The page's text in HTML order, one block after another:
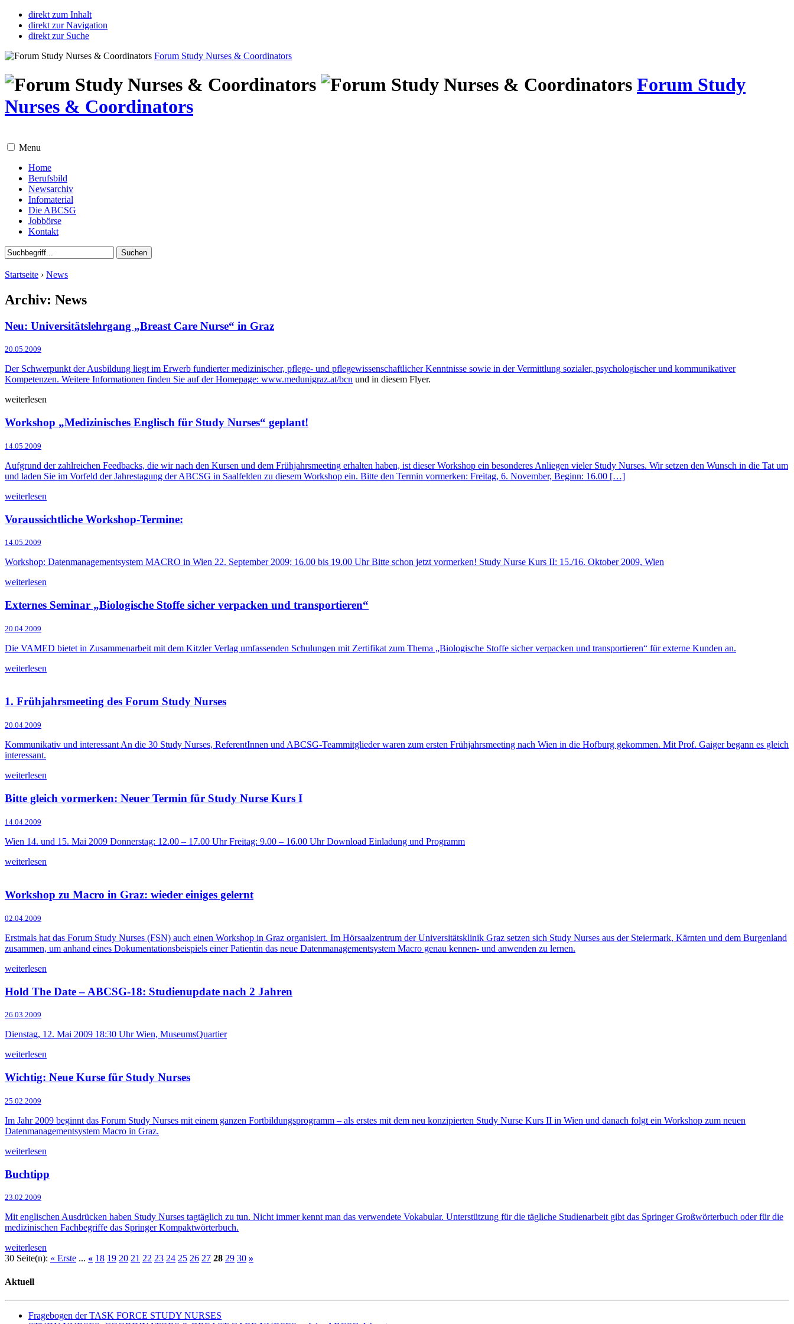
direkt zum Inhalt
direkt zur Navigation
direkt zur Suche
Forum Study Nurses & Coordinators
Forum Study
Nurses & Coordinators
Menu
Home
Berufsbild
Newsarchiv
Infomaterial
Die ABCSG
Jobbörse
Kontakt
Startseite › News
Archiv: News
Neu: Universitätslehrgang „Breast Care Nurse“ in Graz
20.05.2009
Der Schwerpunkt der Ausbildung liegt im Erwerb fundierter medizinischer, pflege- und pflegewissenschaftlicher Kenntnisse sowie in der Vermittlung sozialer, psychologischer und kommunikativer
Kompetenzen. Weitere Informationen finden Sie auf der Homepage: www.medunigraz.at/bcn und in diesem Flyer.
weiterlesen
Workshop „Medizinisches Englisch für Study Nurses“ geplant!
14.05.2009
Aufgrund der zahlreichen Feedbacks, die wir nach den Kursen und dem Frühjahrsmeeting erhalten haben, ist dieser Workshop ein besonderes Anliegen vieler Study Nurses. Wir setzen den Wunsch in die Tat um
und laden Sie im Vorfeld der Jahrestagung der ABCSG in Saalfelden zu diesem Workshop ein. Bitte den Termin vormerken: Freitag, 6. November, Beginn: 16.00 […]
weiterlesen
Voraussichtliche Workshop-Termine:
14.05.2009
Workshop: Datenmanagementsystem MACRO in Wien 22. September 2009; 16.00 bis 19.00 Uhr Bitte schon jetzt vormerken! Study Nurse Kurs II: 15./16. Oktober 2009, Wien
weiterlesen
Externes Seminar „Biologische Stoffe sicher verpacken und transportieren“
20.04.2009
Die VAMED bietet in Zusammenarbeit mit dem Kitzler Verlag umfassenden Schulungen mit Zertifikat zum Thema „Biologische Stoffe sicher verpacken und transportieren“ für externe Kunden an.
weiterlesen
1. Frühjahrsmeeting des Forum Study Nurses
20.04.2009
Kommunikativ und interessant An die 30 Study Nurses, ReferentInnen und ABCSG-Teammitglieder waren zum ersten Frühjahrsmeeting nach Wien in die Hofburg gekommen. Mit Prof. Gaiger begann es gleich
interessant.
weiterlesen
Bitte gleich vormerken: Neuer Termin für Study Nurse Kurs I
14.04.2009
Wien 14. und 15. Mai 2009 Donnerstag: 12.00 – 17.00 Uhr Freitag: 9.00 – 16.00 Uhr Download Einladung und Programm
weiterlesen
Workshop zu Macro in Graz: wieder einiges gelernt
02.04.2009
Erstmals hat das Forum Study Nurses (FSN) auch einen Workshop in Graz organisiert. Im Hörsaalzentrum der Universitätsklinik Graz setzen sich Study Nurses aus der Steiermark, Kärnten und dem Burgenland
zusammen, um anhand eines Dokumentationsbeispiels einer Patientin das neue Datenmanagementsystem Macro genau kennen- und anwenden zu lernen.
weiterlesen
Hold The Date – ABCSG-18: Studienupdate nach 2 Jahren
26.03.2009
Dienstag, 12. Mai 2009 18:30 Uhr Wien, MuseumsQuartier
weiterlesen
Wichtig: Neue Kurse für Study Nurses
25.02.2009
Im Jahr 2009 beginnt das Forum Study Nurses mit einem ganzen Fortbildungsprogramm – als erstes mit dem neu konzipierten Study Nurse Kurs II in Wien und danach folgt ein Workshop zum neuen
Datenmanagementsystem Macro in Graz.
weiterlesen
Buchtipp
23.02.2009
Mit englischen Ausdrücken haben Study Nurses tagtäglich zu tun. Nicht immer kennt man das verwendete Vokabular. Unterstützung für die tägliche Studienarbeit gibt das Springer Großwörterbuch oder für die
medizinischen Fachbegriffe das Springer Kompaktwörterbuch.
weiterlesen
30 Seite(n): « Erste ... « 18 19 20 21 22 23 24 25 26 27 28 29 30 »
Aktuell
Fragebogen der TASK FORCE STUDY NURSES